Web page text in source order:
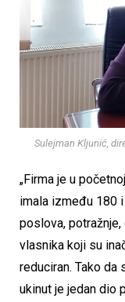
Sulejman Kljunić,
„Firma je u
imala između 180
poslova,
vlasnika koji su
reduciran. Tako da
ukinut je jedan dio